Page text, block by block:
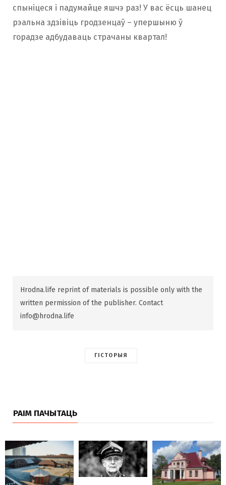
спыніцеся і падумайце яшчэ раз! У вас ёсць шанец
рэальна здзівіць гродзенцаў – упершыню ў
горадзе адбудаваць страчаны квартал!
Hrodna.life reprint of materials is possible only with the
written permission of the publisher. Contact
info@hrodna.life
ГІСТОРЫЯ
РАІМ ПАЧЫТАЦЬ